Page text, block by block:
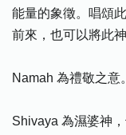
能量的象徵。唱頌
前來，也可以將此
Namah 為禮敬之意。
Shivaya 為濕婆神